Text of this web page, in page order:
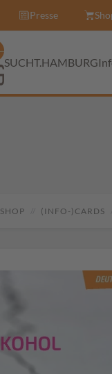
Presse
SUCHT.HAMBURG
SHOP (INFO-)CARDS